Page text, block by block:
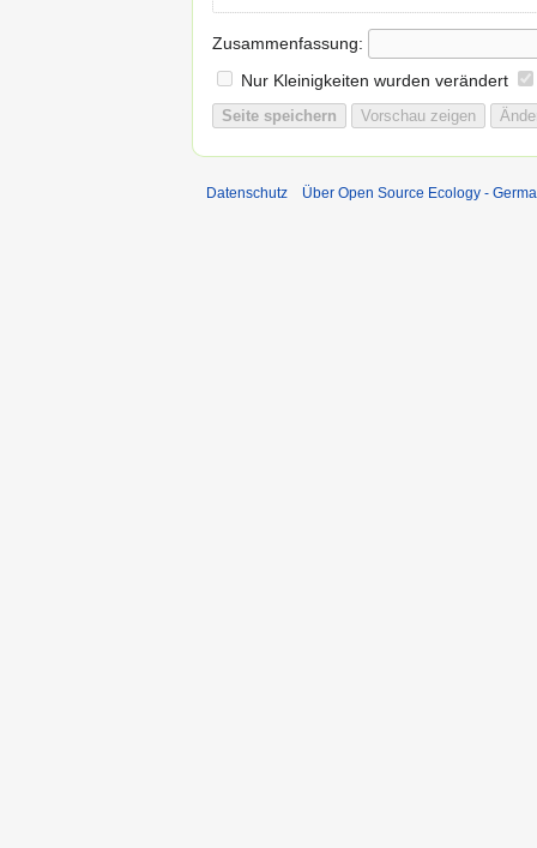
Zusammenfassung:
Nur Kleinigkeiten wurden verändert
Datenschutz Über Open Source Ecology -